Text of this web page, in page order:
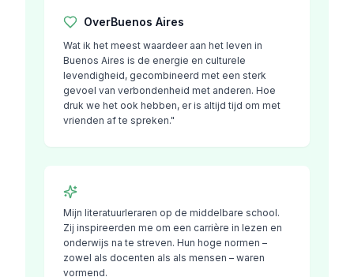
OverBuenos Aires
Wat ik het meest waardeer aan het leven in
Buenos Aires is de energie en culturele
levendigheid, gecombineerd met een sterk
gevoel van verbondenheid met anderen. Hoe
druk we het ook hebben, er is altijd tijd om met
vrienden af ​​te spreken."
Mijn literatuurleraren op de middelbare school.
Zij inspireerden me om een ​​carrière in lezen en
onderwijs na te streven. Hun hoge normen –
zowel als docenten als als mensen – waren
vormend.